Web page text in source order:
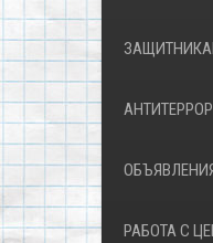
РАБОТА С